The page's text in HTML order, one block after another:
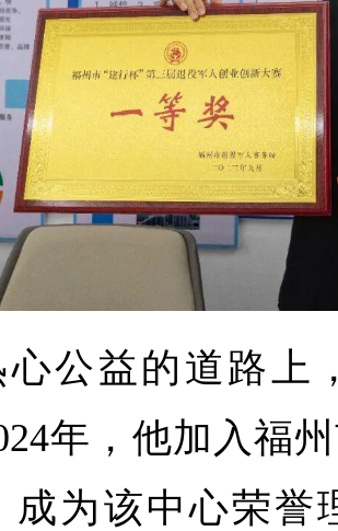
心公益的道路上
年，他加入福
成为该中心荣誉